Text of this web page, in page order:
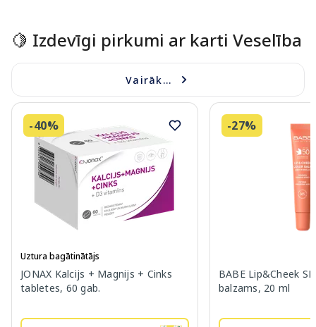
🍋 Izdevīgi pirkumi ar karti Veselība
Vairāk...
-40%
Uztura bagātinātājs
JONAX Kalcijs + Magnijs + Cinks
tabletes, 60 gab.
-27%
BABE Lip&Cheek
balzams, 20 ml